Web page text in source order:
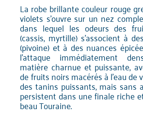
La robe brillante couleur rouge
violets s'ouvre sur un nez
dans lequel les odeurs des
(cassis, myrtille) s’associent à
(pivoine) et à des nuances
l'attaque immédiatement
matière charnue et puissante,
de fruits noirs macérés à l’eau de
des tanins puissants, mais sans
persistent dans une finale riche
beau Touraine.